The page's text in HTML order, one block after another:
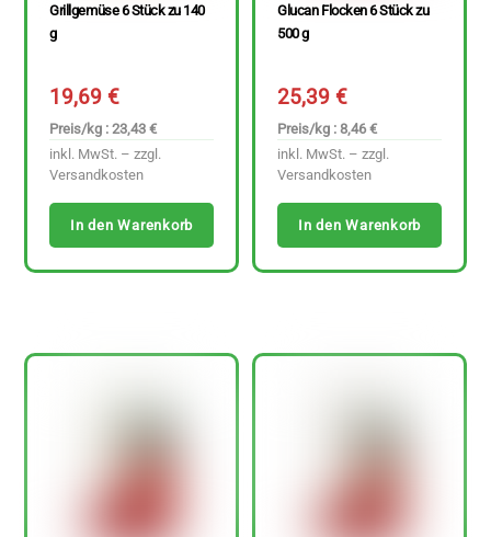
Grillgemüse 6 Stück zu 140
g
19,69€
Preis/kg : 23,43 €
inkl. MwSt. – zzgl.
Versandkosten
In den Warenkorb
Glucan Flocken 6 Stück zu
500 g
25,39€
Preis/kg : 8,46 €
inkl. MwSt. – zzgl.
Versandkosten
In den Warenkorb